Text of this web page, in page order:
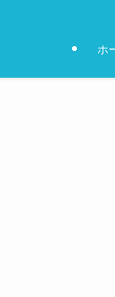
ホ